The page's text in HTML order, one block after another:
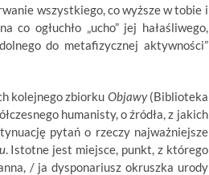
wszystkiego, co wyższe w tobie i
ogłuchło „ucho” jej hałaśliwego,
do metafizycznej aktywności”
kolejnego zbiorku Objawy(Biblioteka
humanisty, o źródła, z jakich
pytań o rzeczy najważniejsze
. Istotne jest miejsce, punkt, z którego
/ ja dysponariusz okruszka urody